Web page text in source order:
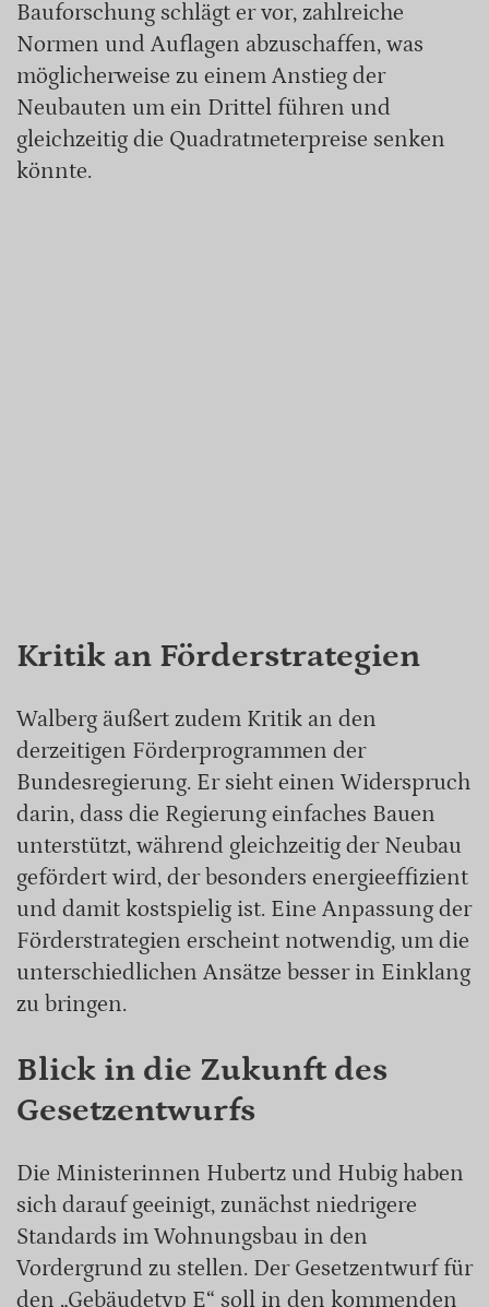
Bauforschung schlägt er vor, zahlreiche
Normen und Auflagen abzuschaffen, was
möglicherweise zu einem Anstieg der
Neubauten um ein Drittel führen und
gleichzeitig die Quadratmeterpreise senken
könnte.
Kritik an Förderstrategien
Walberg äußert zudem Kritik an den
derzeitigen Förderprogrammen der
Bundesregierung. Er sieht einen Widerspruch
darin, dass die Regierung einfaches Bauen
unterstützt, während gleichzeitig der Neubau
gefördert wird, der besonders energieeffizient
und damit kostspielig ist. Eine Anpassung der
Förderstrategien erscheint notwendig, um die
unterschiedlichen Ansätze besser in Einklang
zu bringen.
Blick in die Zukunft des
Gesetzentwurfs
Die Ministerinnen Hubertz und Hubig haben
sich darauf geeinigt, zunächst niedrigere
Standards im Wohnungsbau in den
Vordergrund zu stellen. Der Gesetzentwurf für
den „Gebäudetyp E“ soll in den kommenden